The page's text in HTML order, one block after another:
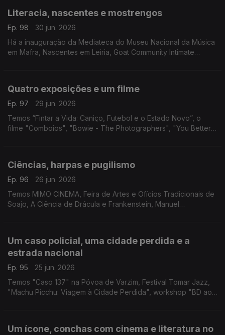
Literacia, nascentes e mostrengos
Ep. 98
30 jun. 2026
Há a inauguração da Mediateca do Museu Nacional da Música
em Mafra, Nascentes em Leiria, Goat Community Intimate
Quatro exposições e um filme
Ep. 97
29 jun. 2026
Temos “Fintar a Vida: Caniço, Futebol e o Estado Novo”, o
filme "Comboios", "Bowie - The Photographers", "You Better
Ciências, harpas e pugilismo
Ep. 96
26 jun. 2026
Temos MIMO CINEMA, Feira de Artes e Ofícios Tradicionais de
Soajo, A Ciência de Drácula e Frankenstein, Manuel
Um caso policial, uma cidade perdida e a
estrada nacional
Ep. 95
25 jun. 2026
Temos "Caso 137" na Póvoa de Varzim, Festival Tomar Jazz,
"Machu Picchu: Viagem à Cidade Perdida", workshop "BD ao
Um ícone, conchas com cinema e literatura no